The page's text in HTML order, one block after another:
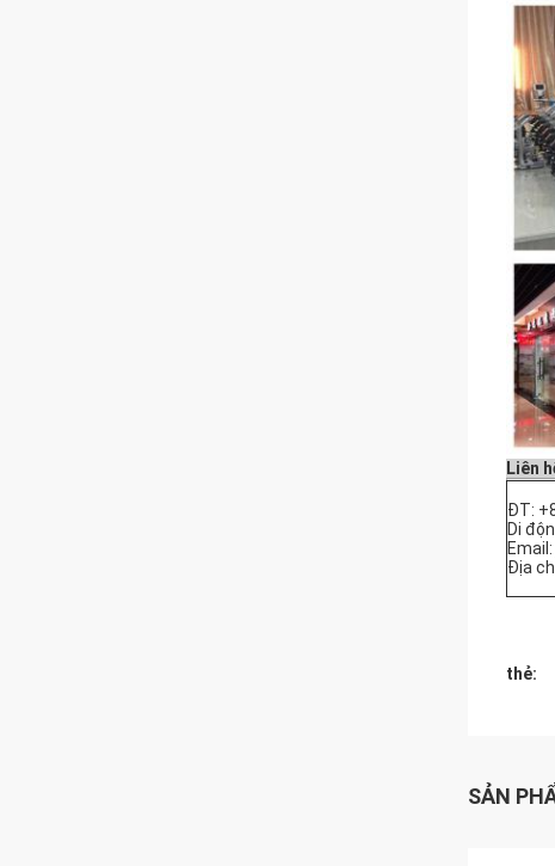
Liên
ĐT:
Di
Địa
thẻ:
SẢN